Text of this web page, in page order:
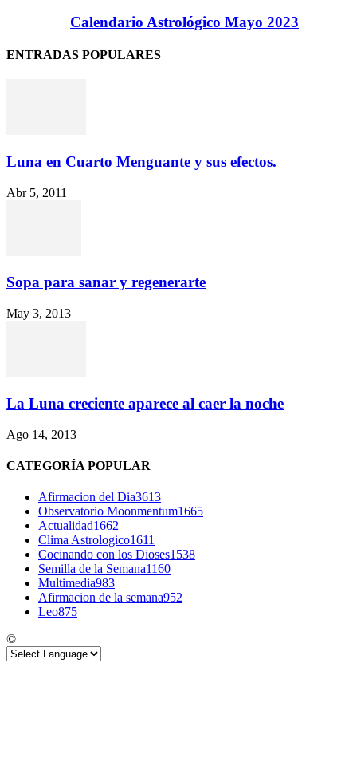
Calendario Astrológico Mayo 2023
ENTRADAS POPULARES
Luna en Cuarto Menguante y sus efectos.
Abr 5, 2011
Sopa para sanar y regenerarte
May 3, 2013
La Luna creciente aparece al caer la noche
Ago 14, 2013
CATEGORÍA POPULAR
Afirmacion del Dia3613
Observatorio Moonmentum1665
Actualidad1662
Clima Astrologico1611
Cocinando con los Dioses1538
Semilla de la Semana1160
Multimedia983
Afirmacion de la semana952
Leo875
©